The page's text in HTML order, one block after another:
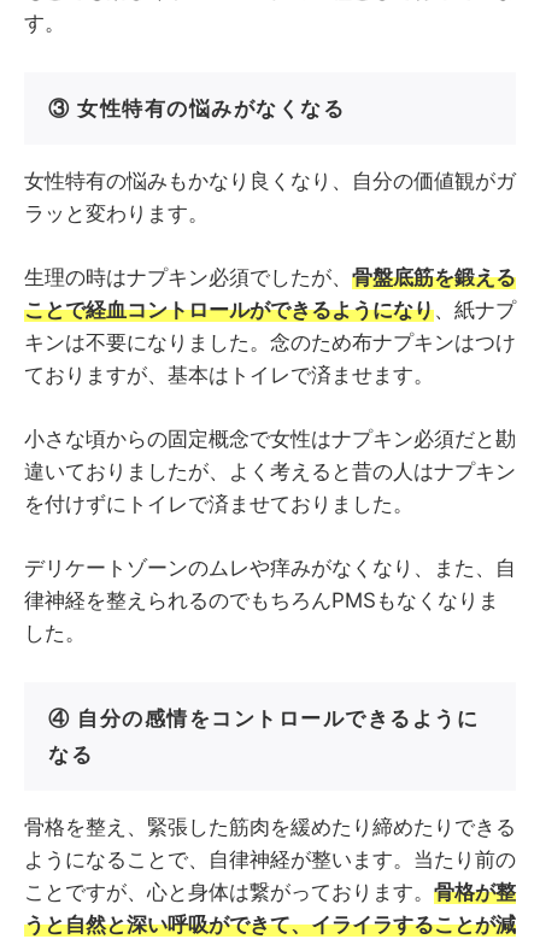
す。
③ 女性特有の悩みがなくなる
女性特有の悩みもかなり良くなり、自分の価値観がガ
ラッと変わります。
生理の時はナプキン必須でしたが、 骨盤底筋を鍛える
ことで経血コントロールができるようになり、紙ナプ
キンは不要になりました。念のため布ナプキンはつけ
ておりますが、基本はトイレで済ませます。
小さな頃からの固定概念で女性はナプキン必須だと勘
違いておりましたが、よく考えると昔の人はナプキン
を付けずにトイレで済ませておりました。
デリケートゾーンのムレや痒みがなくなり、また、自
律神経を整えられるのでもちろんPMSもなくなりま
した。
④ 自分の感情をコントロールできるように
なる
骨格を整え、緊張した筋肉を緩めたり締めたりできる
ようになることで、自律神経が整います。当たり前の
ことですが、心と身体は繋がっております。 骨格が整
うと自然と深い呼吸ができて、イライラすることが減